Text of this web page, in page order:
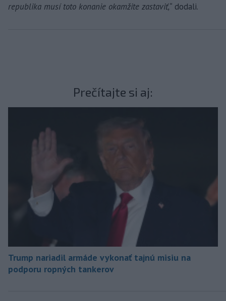
republika musí toto konanie okamžite zastaviť,“ dodali.
Prečítajte si aj:
Trump nariadil armáde vykonať tajnú misiu na
podporu ropných tankerov